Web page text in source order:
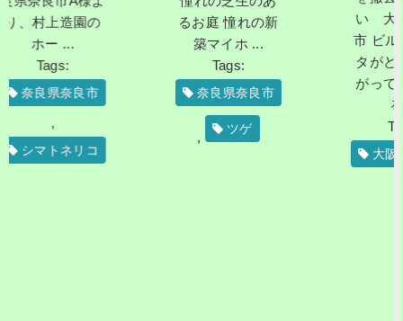
造園の
県奈良市
トネリコ
るお庭 憧れの新
築マイホ ...
奈良県奈良市
い 大阪府高
市 ビルの壁の
タがどんどん
がって困って
大阪府高槻